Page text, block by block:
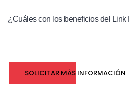
¿Cuáles con los beneficios del
SOLICITAR MÁS INFORMACIÓN